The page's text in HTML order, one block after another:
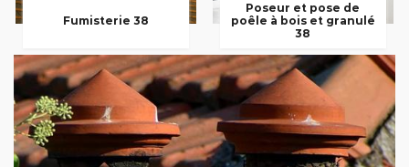
Fumisterie 38
Poseur et pose de
poêle à bois et granulé
38